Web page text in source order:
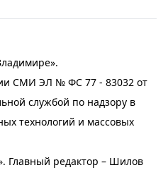
СМИ ЭЛ № ФС 77 - 83032 от
службой по надзору в
технологий и массовых
Главный редактор – Шилов